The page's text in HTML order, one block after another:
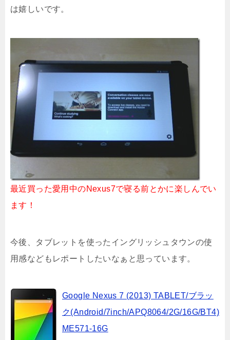
は嬉しいです。
最近買った愛用中のNexus7で寝る前とかに楽しんでい
ます！
今後、タブレットを使ったイングリッシュタウンの使
用感などもレポートしたいなぁと思っています。
Google Nexus 7 (2013) TABLET/ブラッ
ク(Android/7inch/APQ8064/2G/16G/BT4)
ME571-16G